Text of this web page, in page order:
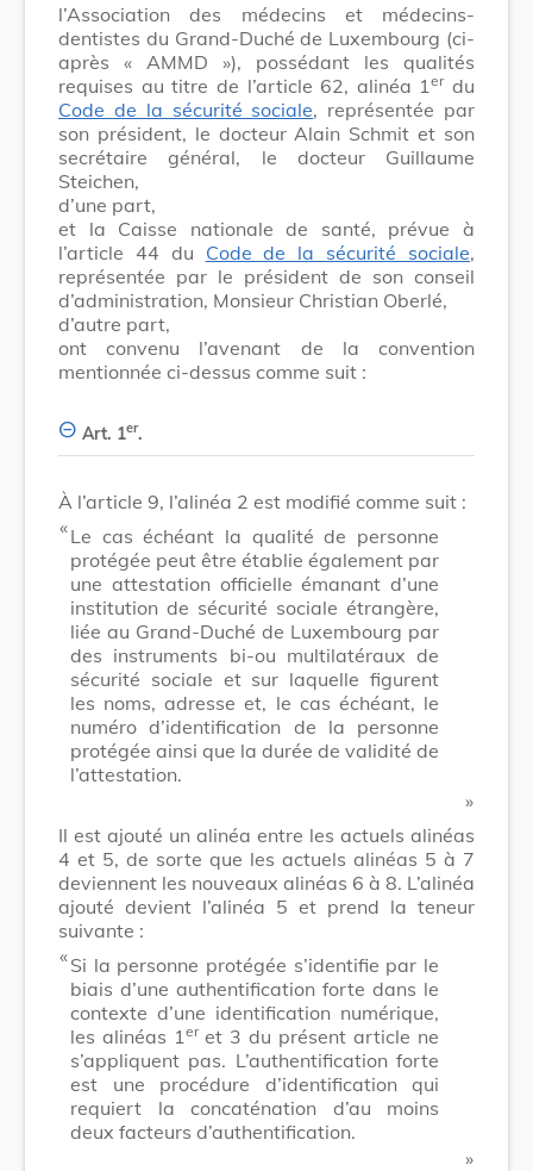
l’Association des médecins et médecins-
dentistes du Grand-Duché de Luxembourg (ci-
après « AMMD »), possédant les qualités
requises au titre de l’article 62, alinéa 1erdu
Code de la sécurité sociale, représentée par
son président, le docteur Alain Schmit et son
secrétaire général, le docteur Guillaume
Steichen,
d’une part,
et la Caisse nationale de santé, prévue à
l’article 44 du Code de la sécurité sociale,
représentée par le président de son conseil
d’administration, Monsieur Christian Oberlé,
d’autre part,
ont convenu l’avenant de la convention
mentionnée ci-dessus comme suit :
Art. 1er.
À l’article 9, l’alinéa 2 est modifié comme suit :
​ «Le cas échéant la qualité de personne
protégée peut être établie également par
une attestation officielle émanant d’une
institution de sécurité sociale étrangère,
liée au Grand-Duché de Luxembourg par
des instruments bi-ou multilatéraux de
sécurité sociale et sur laquelle figurent
les noms, adresse et, le cas échéant, le
numéro d’identification de la personne
protégée ainsi que la durée de validité de
l’attestation.
​ »
Il est ajouté un alinéa entre les actuels alinéas
4 et 5, de sorte que les actuels alinéas 5 à 7
deviennent les nouveaux alinéas 6 à 8. L’alinéa
ajouté devient l’alinéa 5 et prend la teneur
suivante :
​ «Si la personne protégée s’identifie par le
biais d’une authentification forte dans le
contexte d’une identification numérique,
les alinéas 1 er et 3 du présent article ne
s’appliquent pas. L’authentification forte
est une procédure d’identification qui
requiert la concaténation d’au moins
deux facteurs d’authentification.
​ »